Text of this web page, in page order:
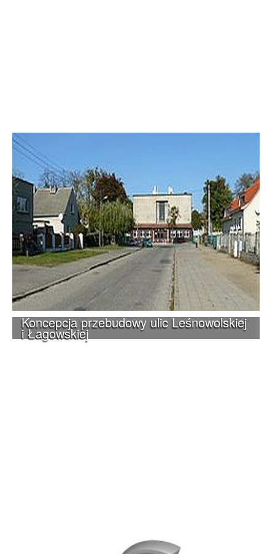
Koncepcja przebudowy ulic Leśnowolskiej
i Łagowskiej